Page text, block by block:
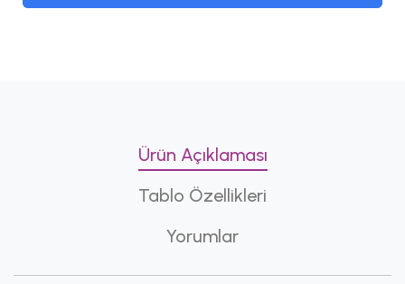
Ürün Açıklaması
Tablo Özellikleri
Yorumlar